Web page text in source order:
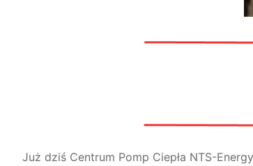
Już dziś Centrum Pomp Ciepła NTS-